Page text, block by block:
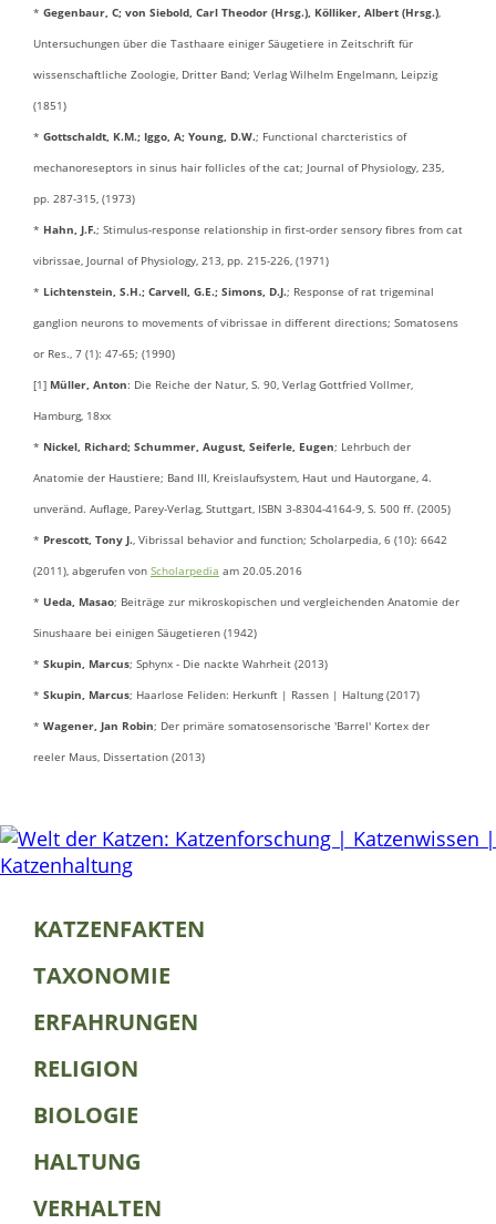
* Gegenbaur, C; von Siebold, Carl Theodor (Hrsg.), Kölliker, Albert (Hrsg.),
Untersuchungen über die Tasthaare einiger Säugetiere in Zeitschrift für
wissenschaftliche Zoologie, Dritter Band; Verlag Wilhelm Engelmann, Leipzig
(1851)
* Gottschaldt, K.M.; Iggo, A; Young, D.W.; Functional charcteristics of
mechanoreseptors in sinus hair follicles of the cat; Journal of Physiology, 235,
pp. 287-315, (1973)
* Hahn, J.F.; Stimulus-response relationship in first-order sensory fibres from cat
vibrissae, Journal of Physiology, 213, pp. 215-226, (1971)
* Lichtenstein, S.H.; Carvell, G.E.; Simons, D.J.; Response of rat trigeminal
ganglion neurons to movements of vibrissae in different directions; Somatosens
or Res., 7 (1): 47-65; (1990)
[1] Müller, Anton: Die Reiche der Natur, S. 90, Verlag Gottfried Vollmer,
Hamburg, 18xx
* Nickel, Richard; Schummer, August, Seiferle, Eugen; Lehrbuch der
Anatomie der Haustiere; Band III, Kreislaufsystem, Haut und Hautorgane, 4.
unveränd. Auflage, Parey-Verlag, Stuttgart, ISBN 3-8304-4164-9, S. 500 ff. (2005)
* Prescott, Tony J., Vibrissal behavior and function; Scholarpedia, 6 (10): 6642
(2011), abgerufen von Scholarpedia am 20.05.2016
* Ueda, Masao; Beiträge zur mikroskopischen und vergleichenden Anatomie der
Sinushaare bei einigen Säugetieren (1942)
* Skupin, Marcus; Sphynx - Die nackte Wahrheit (2013)
* Skupin, Marcus; Haarlose Feliden: Herkunft | Rassen | Haltung (2017)
* Wagener, Jan Robin; Der primäre somatosensorische 'Barrel' Kortex der
reeler Maus, Dissertation (2013)
KATZENFAKTEN
TAXONOMIE
ERFAHRUNGEN
RELIGION
BIOLOGIE
HALTUNG
VERHALTEN